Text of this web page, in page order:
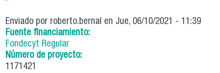
Enviado por roberto.bernal en Jue, 06/10/2021 - 11:39
Fuente financiamiento:
Fondecyt Regular
Número de proyecto:
1171421